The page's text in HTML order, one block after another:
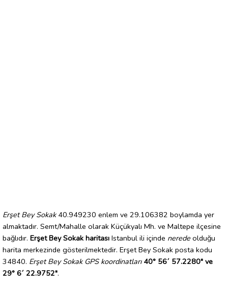
Erşet Bey Sokak40.949230 enlem ve 29.106382 boylamda yer
almaktadır. Semt/Mahalle olarak Küçükyalı Mh. ve Maltepe ilçesine
bağlıdır. Erşet Bey Sokak haritası Istanbul ili içinde nerede olduğu
harita merkezinde gösterilmektedir. Erşet Bey Sokak posta kodu
34840. Erşet Bey Sokak GPS koordinatları 40° 56´ 57.2280" ve
29° 6´ 22.9752".